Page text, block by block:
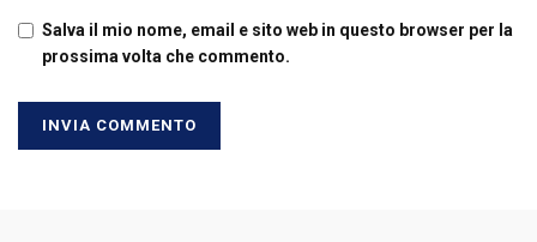
Salva il mio nome, email e sito web in questo browser per la
prossima volta che commento.